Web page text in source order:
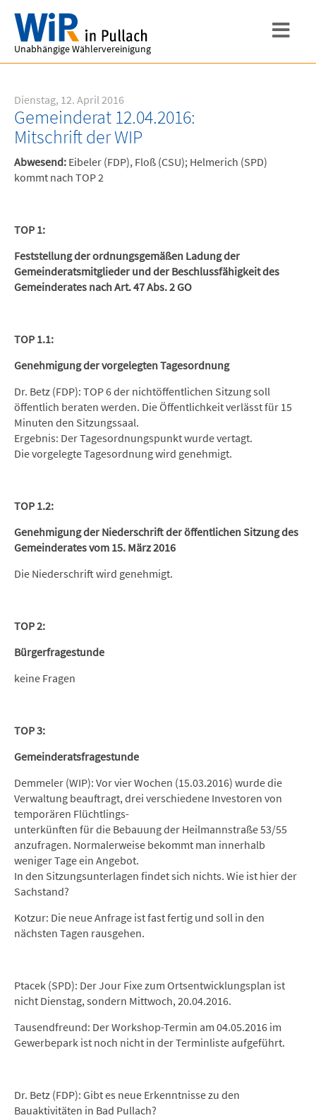
Unabhängige Wählervereinigung
Dienstag, 12. April 2016
Gemeinderat 12.04.2016:
Mitschrift der WIP
Abwesend: Eibeler (FDP), Floß (CSU); Helmerich (SPD)
kommt nach TOP 2
TOP 1:
Feststellung der ordnungsgemäßen Ladung der
Gemeinderatsmitglieder und der Beschlussfähigkeit des
Gemeinderates nach Art. 47 Abs. 2 GO
TOP 1.1:
Genehmigung der vorgelegten Tagesordnung
Dr. Betz (FDP): TOP 6 der nichtöffentlichen Sitzung soll
öffentlich beraten werden. Die Öffentlichkeit verlässt für 15
Minuten den Sitzungssaal.
Ergebnis: Der Tagesordnungspunkt wurde vertagt.
Die vorgelegte Tagesordnung wird genehmigt.
TOP 1.2:
Genehmigung der Niederschrift der öffentlichen Sitzung des
Gemeinderates vom 15. März 2016
Die Niederschrift wird genehmigt.
TOP 2:
Bürgerfragestunde
keine Fragen
TOP 3:
Gemeinderatsfragestunde
Demmeler (WIP): Vor vier Wochen (15.03.2016) wurde die
Verwaltung beauftragt, drei verschiedene Investoren von
temporären Flüchtlings-
unterkünften für die Bebauung der Heilmannstraße 53/55
anzufragen. Normalerweise bekommt man innerhalb
weniger Tage ein Angebot.
In den Sitzungsunterlagen findet sich nichts. Wie ist hier der
Sachstand?
Kotzur: Die neue Anfrage ist fast fertig und soll in den
nächsten Tagen rausgehen.
Ptacek (SPD): Der Jour Fixe zum Ortsentwicklungsplan ist
nicht Dienstag, sondern Mittwoch, 20.04.2016.
Tausendfreund: Der Workshop-Termin am 04.05.2016 im
Gewerbepark ist noch nicht in der Terminliste aufgeführt.
Dr. Betz (FDP): Gibt es neue Erkenntnisse zu den
Bauaktivitäten in Bad Pullach?